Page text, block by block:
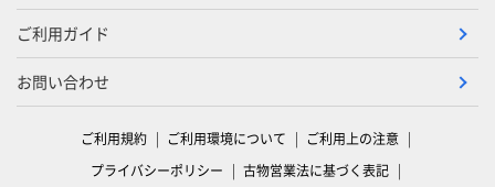
ご利用ガイド
お問い合わせ
ご利用規約 ご利用環境について
ご利用上の注意
プライバシーポリシー
古物営業法に基づく表記